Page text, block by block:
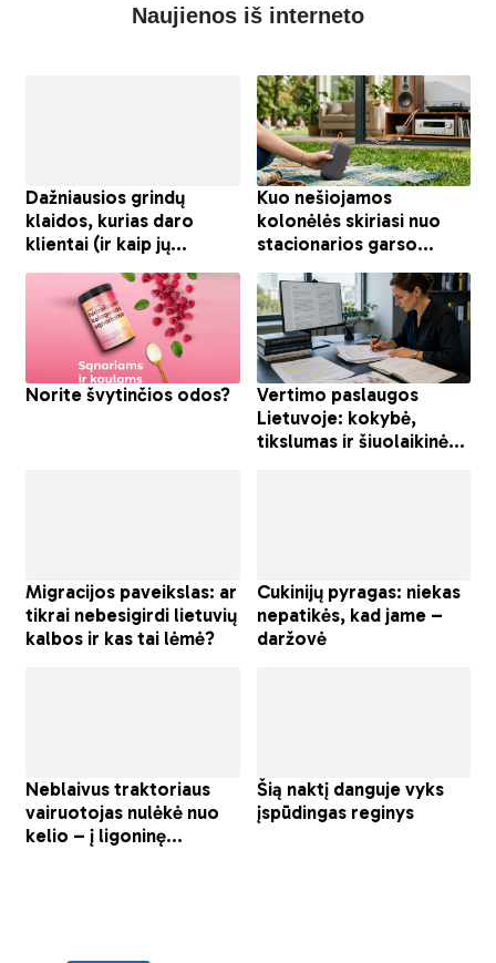
Naujienos iš interneto